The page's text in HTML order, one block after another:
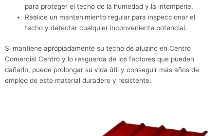
para proteger el techo de la humedad y la intemperie.
Realice un mantenimiento regular para inspeccionar el
techo y detectar cualquier inconveniente potencial.
Si mantiene apropiadamente su techo de aluzinc en Centro
Comercial Centro y lo resguarda de los factores que pueden
dañarlo, puede prolongar su vida útil y conseguir más años de
empleo de este material duradero y resistente.